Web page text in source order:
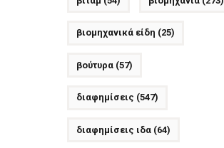
βιομηχανικά είδη (25)
βούτυρα(57)
διαφημίσεις (547)
διαφημίσεις ιδα(64)